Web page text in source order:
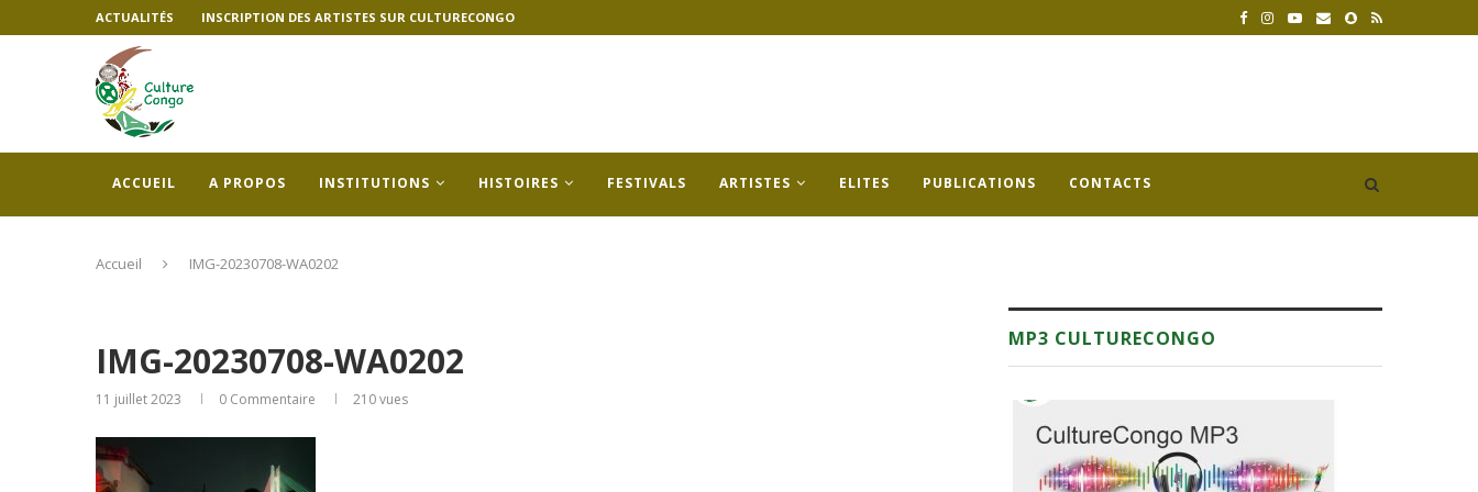
ACTUALITÉS INSCRIPTION DES ARTISTES SUR CULTURECONGO
ACCUEIL A PROPOS INSTITUTIONS HISTOIRES FESTIVALS ARTISTES ELITES PUBLICATIONS CONTACTS
Accueil IMG-20230708-WA0202
IMG-20230708-WA0202
11 juillet 2023 0 Commentaire 210vues
MP3 CULTURECONGO